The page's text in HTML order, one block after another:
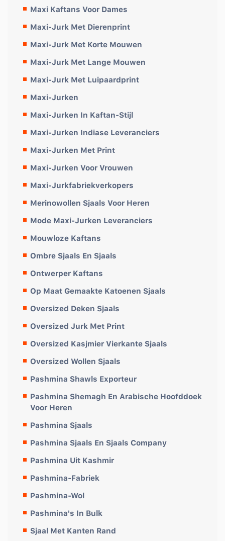
Maxi Kaftans Voor Dames
Maxi-Jurk Met Dierenprint
Maxi-Jurk Met Korte Mouwen
Maxi-Jurk Met Lange Mouwen
Maxi-Jurk Met Luipaardprint
Maxi-Jurken
Maxi-Jurken In Kaftan-Stijl
Maxi-Jurken Indiase Leveranciers
Maxi-Jurken Met Print
Maxi-Jurken Voor Vrouwen
Maxi-Jurkfabriekverkopers
Merinowollen Sjaals Voor Heren
Mode Maxi-Jurken Leveranciers
Mouwloze Kaftans
Ombre Sjaals En Sjaals
Ontwerper Kaftans
Op Maat Gemaakte Katoenen Sjaals
Oversized Deken Sjaals
Oversized Jurk Met Print
Oversized Kasjmier Vierkante Sjaals
Oversized Wollen Sjaals
Pashmina Shawls Exporteur
Pashmina Shemagh En Arabische Hoofddoek
Voor Heren
Pashmina Sjaals
Pashmina Sjaals En Sjaals Company
Pashmina Uit Kashmir
Pashmina-Fabriek
Pashmina-Wol
Pashmina's In Bulk
Sjaal Met Kanten Rand